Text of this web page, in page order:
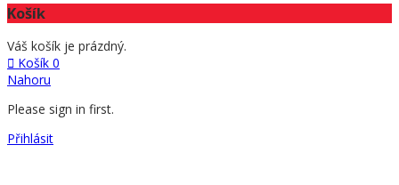
Košík
Váš košík je prázdný.
Košík 0
Nahoru
Please sign in first.
Přihlásit